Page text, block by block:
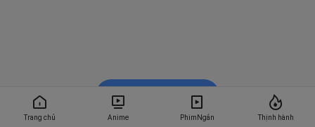
Trang chủ Anime PhimNgắn Thịnh hành
Xem trong BiliBili